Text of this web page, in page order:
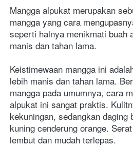
Mangga alpukat merupakan
mangga yang cara
seperti halnya menikmati buah
manis dan tahan lama.
Keistimewaan mangga ini
lebih manis dan tahan lama.
mangga pada umumnya, cara
alpukat ini sangat praktis.
kekuningan, sedangkan daging
kuning cenderung orange.
lembut dan mudah terlepas.